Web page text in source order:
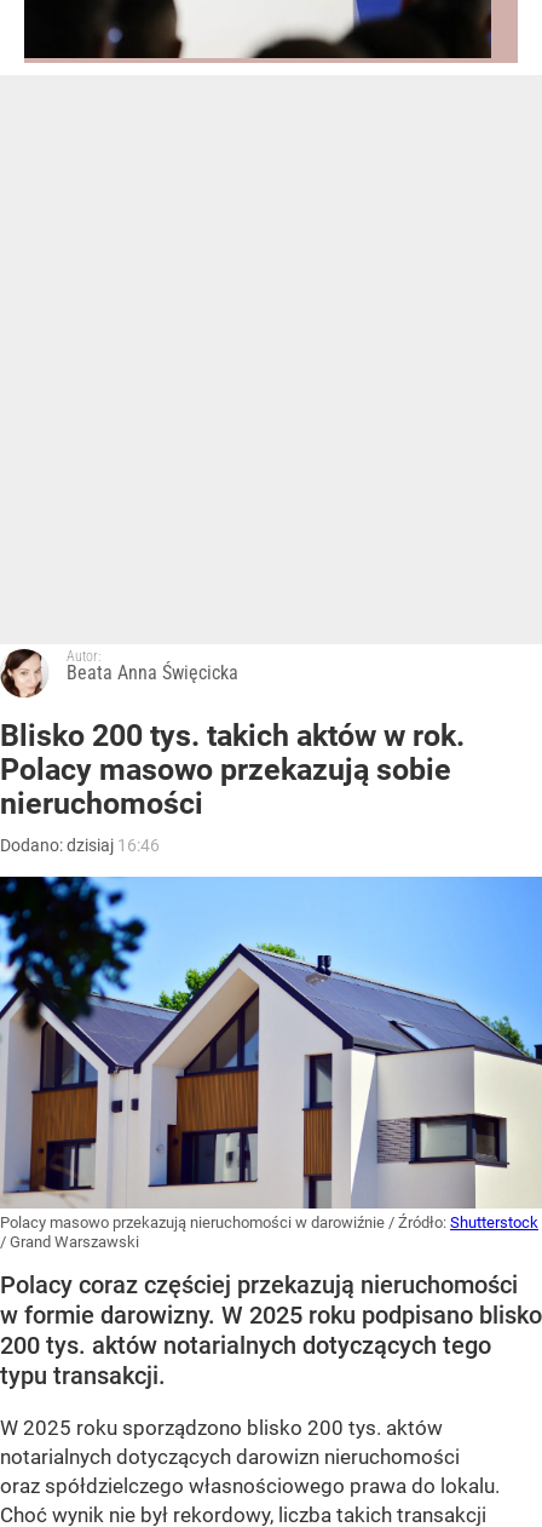
Autor:
Beata Anna Święcicka
Blisko 200 tys. takich aktów w rok.
Polacy masowo przekazują sobie
nieruchomości
Dodano:dzisiaj 16:46
Polacy masowo przekazują nieruchomości w darowiźnie / Źródło: Shutterstock
/ Grand Warszawski
Polacy coraz częściej przekazują nieruchomości
w formie darowizny. W 2025 roku podpisano blisko
200 tys. aktów notarialnych dotyczących tego
typu transakcji.
W 2025 roku sporządzono blisko 200 tys. aktów
notarialnych dotyczących darowizn nieruchomości
oraz spółdzielczego własnościowego prawa do lokalu.
Choć wynik nie był rekordowy, liczba takich transakcji